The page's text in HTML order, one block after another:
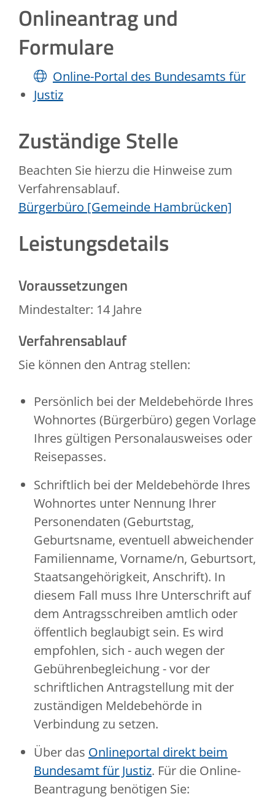
Onlineantrag und
Formulare
Online-Portal des Bundesamts für
Justiz
Zuständige Stelle
Beachten Sie hierzu die Hinweise zum
Verfahrensablauf.
Bürgerbüro [Gemeinde Hambrücken]
Leistungsdetails
Voraussetzungen
Mindestalter: 14 Jahre
Verfahrensablauf
Sie können den Antrag stellen:
Persönlich bei der Meldebehörde Ihres
Wohnortes (Bürgerbüro) gegen Vorlage
Ihres gültigen Personalausweises oder
Reisepasses.
Schriftlich bei der Meldebehörde Ihres
Wohnortes unter Nennung Ihrer
Personendaten (Geburtstag,
Geburtsname, eventuell abweichender
Familienname, Vorname/n, Geburtsort,
Staatsangehörigkeit, Anschrift). In
diesem Fall muss Ihre Unterschrift auf
dem Antragsschreiben amtlich oder
öffentlich beglaubigt sein. Es wird
empfohlen, sich - auch wegen der
Gebührenbegleichung - vor der
schriftlichen Antragstellung mit der
zuständigen Meldebehörde in
Verbindung zu setzen.
Über das Onlineportal direkt beim
Bundesamt für Justiz. Für die Online-
Beantragung benötigen Sie: